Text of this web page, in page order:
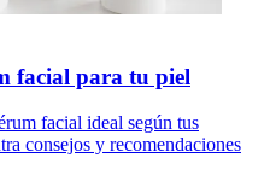
facial para tu piel
facial ideal según tus
consejos y recomendaciones